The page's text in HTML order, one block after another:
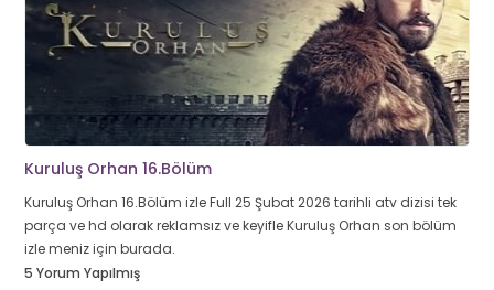
Kuruluş Orhan 16.Bölüm
Kuruluş Orhan 16.Bölüm izle Full 25 Şubat 2026 tarihli atv dizisi tek
parça ve hd olarak reklamsız ve keyifle Kuruluş Orhan son bölüm
izle meniz için burada.
5 Yorum Yapılmış